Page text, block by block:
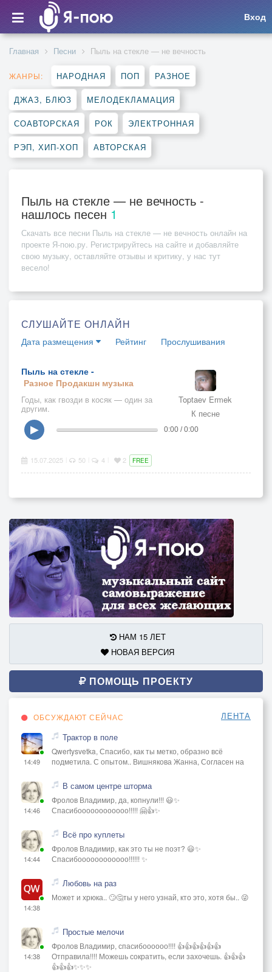
Вход
Главная Песни Пыль на стекле — не вечность
ЖАНРЫ: НАРОДНАЯ ПОП РАЗНОЕ
ДЖАЗ, БЛЮЗ МЕЛОДЕКЛАМАЦИЯ
СОАВТОРСКАЯ РОК ЭЛЕКТРОННАЯ
РЭП, ХИП-ХОП АВТОРСКАЯ
Пыль на стекле — не вечность -
нашлось песен 1
Скачать все песни Пыль на стекле — не вечность онлайн на
проекте Я-пою.ру. Регистрируйтесь на сайте и добавляйте
свою музыку, оставляйте отзывы и критику, у нас тут
весело!
СЛУШАЙТЕ ОНЛАЙН
Дата размещения Рейтинг Прослушивания
Пыль на стекле -
Разное Продакшн музыка
Годы, как гвозди в косяк — один за
другим.
Toptaev Ermek
К песне
▶ 0:00 / 0:00
15.07.2025 50 4 2 FREE
НАМ 15 ЛЕТ
НОВАЯ ВЕРСИЯ
ПОМОЩЬ ПРОЕКТУ
ОБСУЖДАЮТ СЕЙЧАС ЛЕНТА
14:49
Трактор в поле
Qwertysvetka, Спасибо, как ты метко, образно всё
подметила. С опытом.. Вишнякова Жанна, Согласен на
14:46
В самом центре шторма
Фролов Владимир, да, копнули!!! 😃✨
Спасибоооооооооооо!!!!! 🤗👍✨
14:44
Всё про куплеты
Фролов Владимир, как это ты не поэт? 😃✨
Спасибоооооооооооо!!!!!! ✨
14:38
Любовь на раз
Может и хрюка.. 🙄🤔ты у него узнай, кто это, хотя бы.. 😜
14:38
Простые мелочи
Фролов Владимир, спасибоооооо!!!! 👍👍👍👍👍👍
Отправила!!!! Можешь сократить, если захочешь. 👍👍👍
👍👍👍✨✨✨